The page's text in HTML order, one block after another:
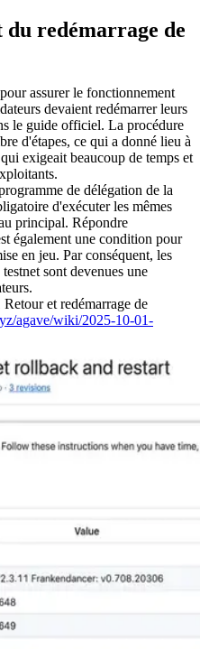
redémarrage de
assurer le fonctionnement
devaient redémarrer leurs
le guide officiel. La procédure
d'étapes, ce qui a donné lieu à
exigeait beaucoup de temps et
de délégation de la
d'exécuter les mêmes
principal. Répondre
également une condition pour
en jeu. Par conséquent, les
sont devenues une
et redémarrage de
agave/wiki/2025-10-01-